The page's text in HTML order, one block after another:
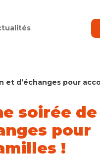
d’échanges pour
soirée de
pour
!